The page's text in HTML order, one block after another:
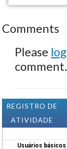
Comments
Please
comment.
REGISTRO DE
ATIVIDADE
Usuários